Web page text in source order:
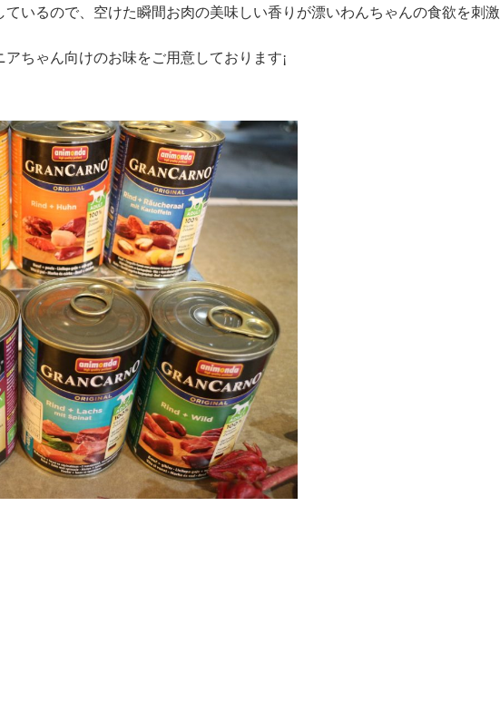
いるので、空けた瞬間お肉の美味しい香りが漂いわんちゃんの食欲を刺激
ちゃん向けのお味をご用意しております¡